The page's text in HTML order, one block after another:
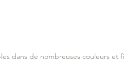
dans de nombreuses couleurs et